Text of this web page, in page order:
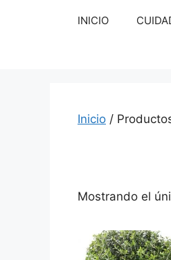
INICIO
Inicio /
Mostrando el